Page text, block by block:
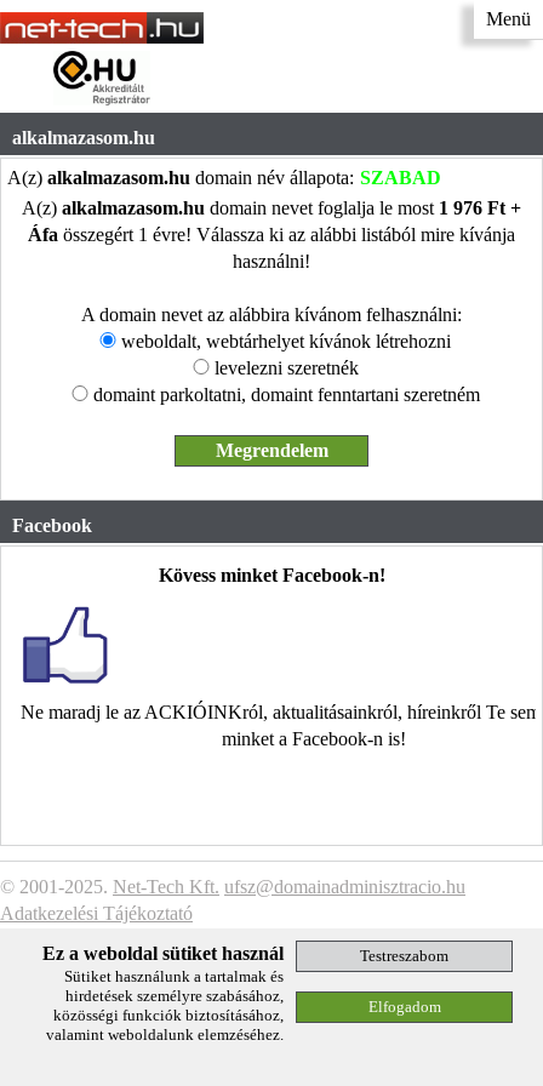
Menü
alkalmazasom.hu
A(z) alkalmazasom.hu domain név állapota: SZABAD
A(z) alkalmazasom.hu domain nevet foglalja le most 1 976 Ft +
Áfa összegért 1 évre! Válassza ki az alábbi listából mire kívánja
használni!
A domain nevet az alábbira kívánom felhasználni:
weboldalt, webtárhelyet kívánok létrehozni
levelezni szeretnék
domaint parkoltatni, domaint fenntartani szeretném
Facebook
Kövess minket Facebook-n!
Ne maradj le az ACKIÓINKról, aktualitásainkról, híreinkről Te
minket a Facebook-n is!
© 2001-2025. Net-Tech Kft. ufsz@domainadminisztracio.hu
Adatkezelési Tájékoztató
Ez a weboldal sütiket használ
Sütiket használunk a tartalmak és
hirdetések személyre szabásához,
közösségi funkciók biztosításához,
valamint weboldalunk elemzéséhez.